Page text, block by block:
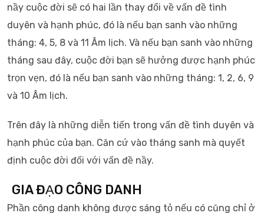
nầy cuộc đời sẽ có hai lần thay đổi về vấn đề tình
duyên và hạnh phúc, đó là nếu bạn sanh vào những
tháng: 4, 5, 8 và 11 Âm lịch. Và nếu bạn sanh vào những
tháng sau đây, cuộc đời bạn sẽ hưởng được hạnh phúc
trọn vẹn, đó là nếu bạn sanh vào những tháng: 1, 2, 6, 9
và 10 Âm lịch.
Trên đây là những diễn tiến trong vấn đề tình duyên và
hạnh phúc của bạn. Căn cứ vào tháng sanh mà quyết
định cuộc đời đối với vấn đề nầy.
GIA ĐẠO CÔNG DANH
Phần công danh không được sáng tỏ nếu có cũng chỉ ở